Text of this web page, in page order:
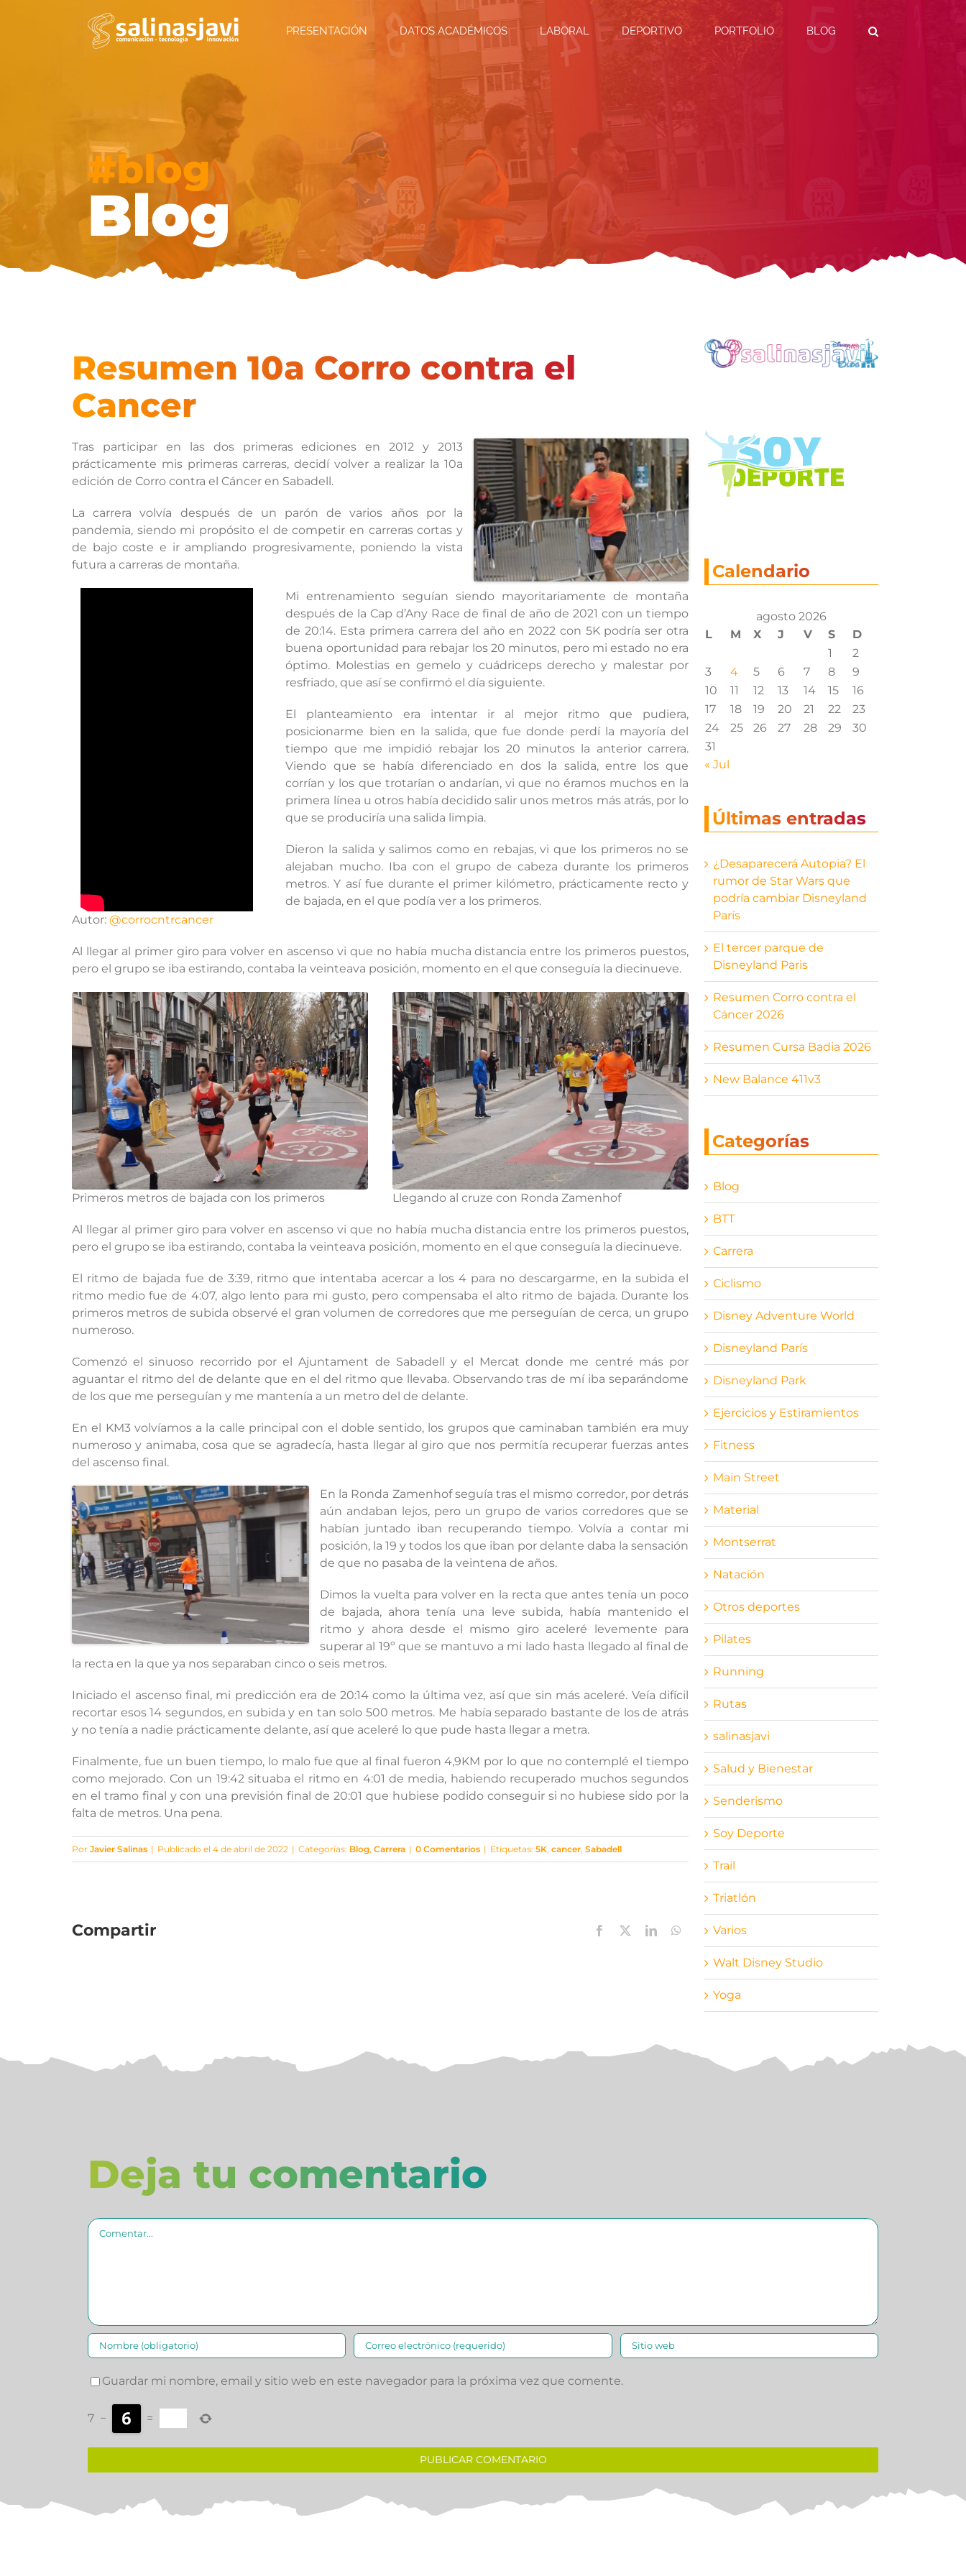
PRESENTACIÓN DATOS ACADÉMICOS LABORAL DEPORTIVO PORTFOLIO BLOG
#blog
Blog
Resumen 10a Corro contra el
Cancer
Tras participar en las dos primeras ediciones en 2012 y 2013
prácticamente mis primeras carreras, decidí volver a realizar la 10a
edición de Corro contra el Cáncer en Sabadell.
La carrera volvía después de un parón de varios años por la
pandemia, siendo mi propósito el de competir en carreras cortas y
de bajo coste e ir ampliando progresivamente, poniendo la vista
futura a carreras de montaña.
Autor: @corrocntrcancer
Mi entrenamiento seguían siendo mayoritariamente de montaña
después de la Cap d’Any Race de final de año de 2021 con un tiempo
de 20:14. Esta primera carrera del año en 2022 con 5K podría ser otra
buena oportunidad para rebajar los 20 minutos, pero mi estado no era
óptimo. Molestias en gemelo y cuádriceps derecho y malestar por
resfriado, que así se confirmó el día siguiente.
El planteamiento era intentar ir al mejor ritmo que pudiera,
posicionarme bien en la salida, que fue donde perdí la mayoría del
tiempo que me impidió rebajar los 20 minutos la anterior carrera.
Viendo que se había diferenciado en dos la salida, entre los que
corrían y los que trotarían o andarían, vi que no éramos muchos en la
primera línea u otros había decidido salir unos metros más atrás, por lo
que se produciría una salida limpia.
Dieron la salida y salimos como en rebajas, vi que los primeros no se
alejaban mucho. Iba con el grupo de cabeza durante los primeros
metros. Y así fue durante el primer kilómetro, prácticamente recto y
de bajada, en el que podía ver a los primeros.
Al llegar al primer giro para volver en ascenso vi que no había mucha distancia entre los primeros puestos,
pero el grupo se iba estirando, contaba la veinteava posición, momento en el que conseguía la diecinueve.
Primeros metros de bajada con los primeros Llegando al cruze con Ronda Zamenhof
Al llegar al primer giro para volver en ascenso vi que no había mucha distancia entre los primeros puestos,
pero el grupo se iba estirando, contaba la veinteava posición, momento en el que conseguía la diecinueve.
El ritmo de bajada fue de 3:39, ritmo que intentaba acercar a los 4 para no descargarme, en la subida el
ritmo medio fue de 4:07, algo lento para mi gusto, pero compensaba el alto ritmo de bajada. Durante los
primeros metros de subida observé el gran volumen de corredores que me perseguían de cerca, un grupo
numeroso.
Comenzó el sinuoso recorrido por el Ajuntament de Sabadell y el Mercat donde me centré más por
aguantar el ritmo del de delante que en el del ritmo que llevaba. Observando tras de mí iba separándome
de los que me perseguían y me mantenía a un metro del de delante.
En el KM3 volvíamos a la calle principal con el doble sentido, los grupos que caminaban también era muy
numeroso y animaba, cosa que se agradecía, hasta llegar al giro que nos permitía recuperar fuerzas antes
del ascenso final.
En la Ronda Zamenhof seguía tras el mismo corredor, por detrás
aún andaban lejos, pero un grupo de varios corredores que se
habían juntado iban recuperando tiempo. Volvía a contar mi
posición, la 19 y todos los que iban por delante daba la sensación
de que no pasaba de la veintena de años.
Dimos la vuelta para volver en la recta que antes tenía un poco
de bajada, ahora tenía una leve subida, había mantenido el
ritmo y ahora desde el mismo giro aceleré levemente para
superar al 19º que se mantuvo a mi lado hasta llegado al final de
la recta en la que ya nos separaban cinco o seis metros.
Iniciado el ascenso final, mi predicción era de 20:14 como la última vez, así que sin más aceleré. Veía difícil
recortar esos 14 segundos, en subida y en tan solo 500 metros. Me había separado bastante de los de atrás
y no tenía a nadie prácticamente delante, así que aceleré lo que pude hasta llegar a metra.
Finalmente, fue un buen tiempo, lo malo fue que al final fueron 4,9KM por lo que no contemplé el tiempo
como mejorado. Con un 19:42 situaba el ritmo en 4:01 de media, habiendo recuperado muchos segundos
en el tramo final y con una previsión final de 20:01 que hubiese podido conseguir si no hubiese sido por la
falta de metros. Una pena.
Por Javier Salinas | Publicado el 4 de abril de 2022 | Categorías: Blog, Carrera | 0 Comentarioson
Resumen
| Etiquetas: 5K, cancer, Sabadell
Compartir
Calendario
agosto 2026
L
M X J V S
D
1
2
3
4 5 6 7 8
9
10
11 12 13 14 15
16
17
18 19 20 21 22
23
24
25 26 27 28 29
30
31
« Jul
Últimas entradas
¿Desaparecerá Autopia? El
rumor de Star Wars que
podría cambiar Disneyland
París
El tercer parque de
Disneyland Paris
Resumen Corro contra el
Cáncer 2026
Resumen Cursa Badia 2026
New Balance 411v3
Categorías
Blog
BTT
Carrera
Ciclismo
Disney Adventure World
Disneyland París
Disneyland Park
Ejercicios y Estiramientos
Fitness
Main Street
Material
Montserrat
Natación
Otros deportes
Pilates
Running
Rutas
salinasjavi
Salud y Bienestar
Senderismo
Soy Deporte
Trail
Triatlón
Varios
Walt Disney Studio
Yoga
Deja tu comentario
Comentario
Guardar mi nombre, email y sitio web en este navegador para la próxima vez que comente.
7 − =